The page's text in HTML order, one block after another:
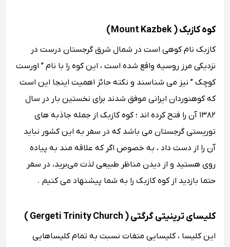
کوه کازبک ( Mount Kazbek )
کازبک نام کوهی است در شمال شرق گرجستان درست در
نزدیکی مرز روسیه واقع شده است ، این کوه را با نام ” اورست
کوچک ” نیز می‌ شناسند و نکته حائز اهمیت اینجا این است
که کوهنوردان ایرانی موفق شدند برای نخستین بار در سال
۱۳۸۲ آن را فتح کرده ‌اند ؛ کوه کازبک از جمله جاذبه های
توریستی گرجستان می باشد که در سفر به این کشور نباید
آن را از دست داد ، به خصوص اگر که علاقه‌ مند به پیاده
‌روی هستید و از دیدن مناظر طبیعی لذت می‌برید، در سفر
حتما بازدید از کوه کازبک را به شما پیشنهاد می‌ کنیم .
کلیسای ترینیتی گرگتی ( Gergeti Trinity Church )
این کلیسا ، کلیسایی متفات نسبت به تمام کلیساهایی